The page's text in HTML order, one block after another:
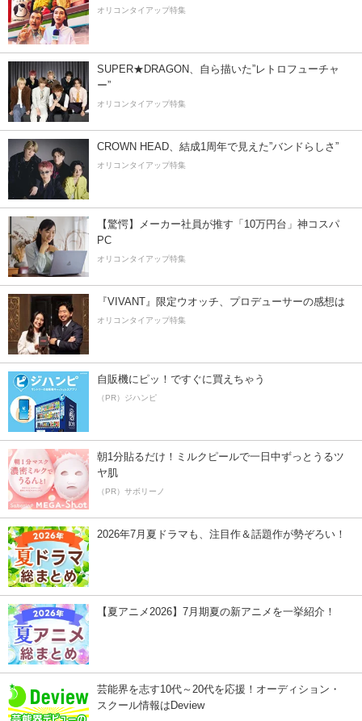
オリコンタイアップ特集
SUPER★DRAGON、自ら描いた”レトロフューチャ
ー”
オリコンタイアップ特集
CROWN HEAD、結成1周年で見えた”バンドらしさ”
オリコンタイアップ特集
【驚愕】メーカー社員が推す「10万円台」神コスパ
PC
オリコンタイアップ特集
『VIVANT』限定ウオッチ、プロデューサーの感想は
オリコンタイアップ特集
自販機にピッ！ですぐに買えちゃう
（PR）ジハンピ
朝1分貼るだけ！ミルクピールで一日中ずっとうるツ
ヤ肌
（PR）サボリーノ
2026年7月夏ドラマも、注目作＆話題作が勢ぞろい！
【夏アニメ2026】7月期夏の新アニメを一挙紹介！
芸能界を志す10代～20代を応援！オーディション・
スクール情報はDeview